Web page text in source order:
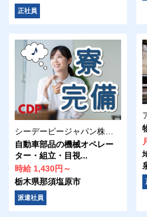
正社員
自動車部品の機械オペレー
ター・組立・目視...
時給 1,430円～
栃木県那須塩原市
派遣社員